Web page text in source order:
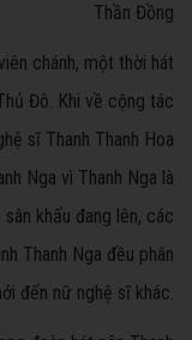
Thần Đồng
chánh, một thời hát
Đô. Khi về cộng tác
sĩ Thanh Thanh Hoa
Nga vì Thanh Nga là
khấu đang lên, các
Thanh Nga đều phân
đến nữ nghệ sĩ khác.